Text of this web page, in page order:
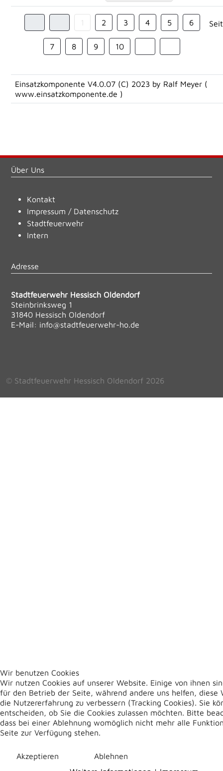
1 2 3 4 5 6
7 8 9 10
Einsatzkomponente V4.0.07 (C) 2023 by Ralf Meyer (
www.einsatzkomponente.de )
Über Uns
Kontakt
Impressum / Datenschutz
Stadtfeuerwehr
Intern
Adresse
Stadtfeuerwehr Hessisch Oldendorf
Steinbrinksweg 1
31840 Hessisch Oldendorf
E-Mail: info@stadtfeuerwehr-ho.de
© Stadtfeuerwehr Hessisch Oldendorf 2026
Wir benutzen Cookies
Wir nutzen Cookies auf unserer Website. Einige von ihnen
für den Betrieb der Seite, während andere uns helfen, diese
die Nutzererfahrung zu verbessern (Tracking Cookies). Sie
entscheiden, ob Sie die Cookies zulassen möchten. Bitte
dass bei einer Ablehnung womöglich nicht mehr alle
Seite zur Verfügung stehen.
Akzeptieren
Ablehnen